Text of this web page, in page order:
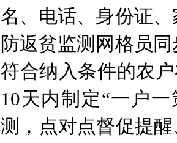
名、电话、身份证
防返贫监测网格员
符合纳入条件的农
10天内制定“一户
测，点对点督促提